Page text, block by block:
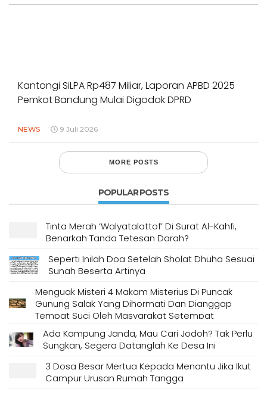
Kantongi SiLPA Rp487 Miliar, Laporan APBD 2025
Pemkot Bandung Mulai Digodok DPRD
NEWS 9 Juli 2026
MORE POSTS
POPULAR POSTS
Tinta Merah ‘Walyatalattof’ Di Surat Al-Kahfi,
Benarkah Tanda Tetesan Darah?
Seperti Inilah Doa Setelah Sholat Dhuha Sesuai
Sunah Beserta Artinya
Menguak Misteri 4 Makam Misterius Di Puncak
Gunung Salak Yang Dihormati Dan Dianggap
Tempat Suci Oleh Masyarakat Setempat
Ada Kampung Janda, Mau Cari Jodoh? Tak Perlu
Sungkan, Segera Datanglah Ke Desa Ini
3 Dosa Besar Mertua Kepada Menantu Jika Ikut
Campur Urusan Rumah Tangga